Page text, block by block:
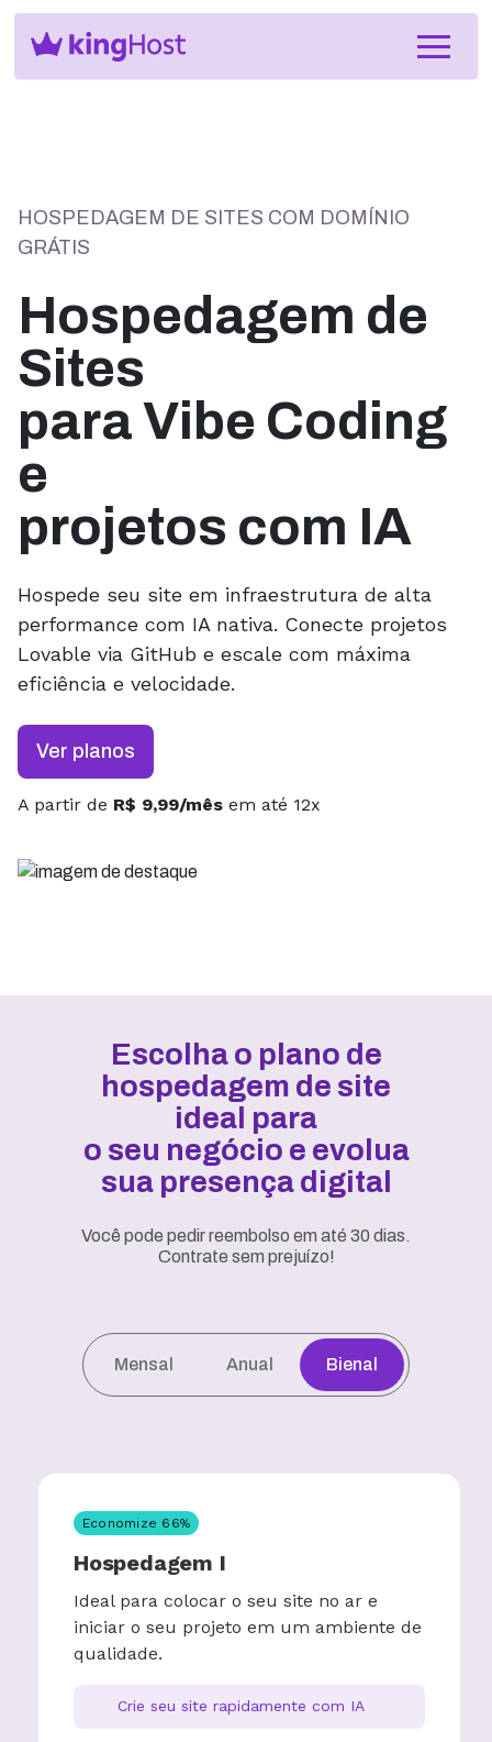
HOSPEDAGEM DE SITES COM DOMÍNIO
GRÁTIS
Hospedagem de
Sites
para Vibe Coding
e
projetos com IA
Hospede seu site em infraestrutura de alta
performance com IA nativa. Conecte projetos
Lovable via GitHub e escale com máxima
eficiência e velocidade.
Ver planos
A partir de R$ 9,99/mês em até 12x
Escolha o plano de
hospedagem de site
ideal para
o seu negócio e evolua
sua presença digital
Você pode pedir reembolso em até 30 dias.
Contrate sem prejuízo!
Mensal Anual Bienal
Economize 66%
Hospedagem I
Ideal para colocar o seu site no ar e
iniciar o seu projeto em um ambiente de
qualidade.
Crie seu site rapidamente com IA